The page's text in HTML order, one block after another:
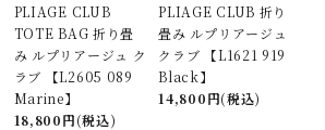
PLIAGE CLUB
TOTE BAG 折り畳
み ルプリアージュ ク
ラブ 【L2605 089
Marine】
18,800円(税込)
PLIAGE CLUB 折り
畳み ルプリアージュ
クラブ 【L1621 919
Black】
14,800円(税込)